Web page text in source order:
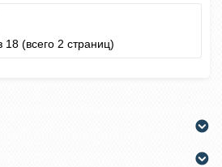
(всего 2 страниц)